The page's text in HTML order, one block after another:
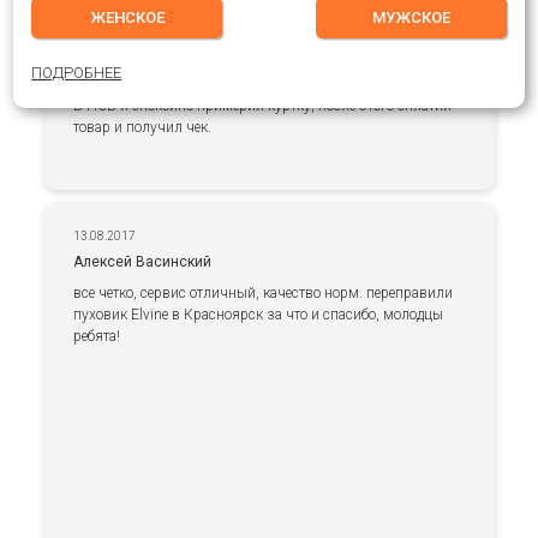
Parka Blacksmith от фирмы Carhartt и размером. Заказал
S. Обговорили способ оплаты и доставки. Хоть я и
самовывоза, чем ждать курьера, даже и в течение 3 часов.
В ПСВ я спокойно примерил куртку, после этого оплатил
товар и получил чек.
13.08.2017
Алексей Васинский
все четко, сервис отличный, качество норм. переправили
пуховик Elvine в Красноярск за что и спасибо, молодцы
ребята!
ЖЕНСКОЕ МУЖСКОЕ
ПОДРОБНЕЕ